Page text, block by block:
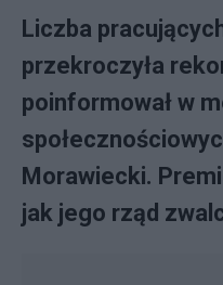
Liczba
przekroczyła
poinformował w
Morawiecki.
jak jego rząd